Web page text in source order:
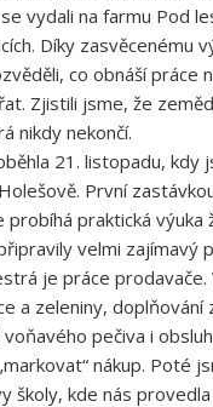
vydali na farmu Pod
Díky zasvěcenému
co obnáší práce
Zjistili jsme, že
nikdy nekončí.
21. listopadu, kdy
První
praktická výuka
velmi zajímavý
je práce prodavače.
a zeleniny, doplňování
pečiva i
nákup. Poté
školy, kde nás